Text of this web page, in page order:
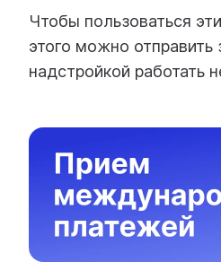
Чтобы пользоваться
этого можно отправить
надстройкой работать